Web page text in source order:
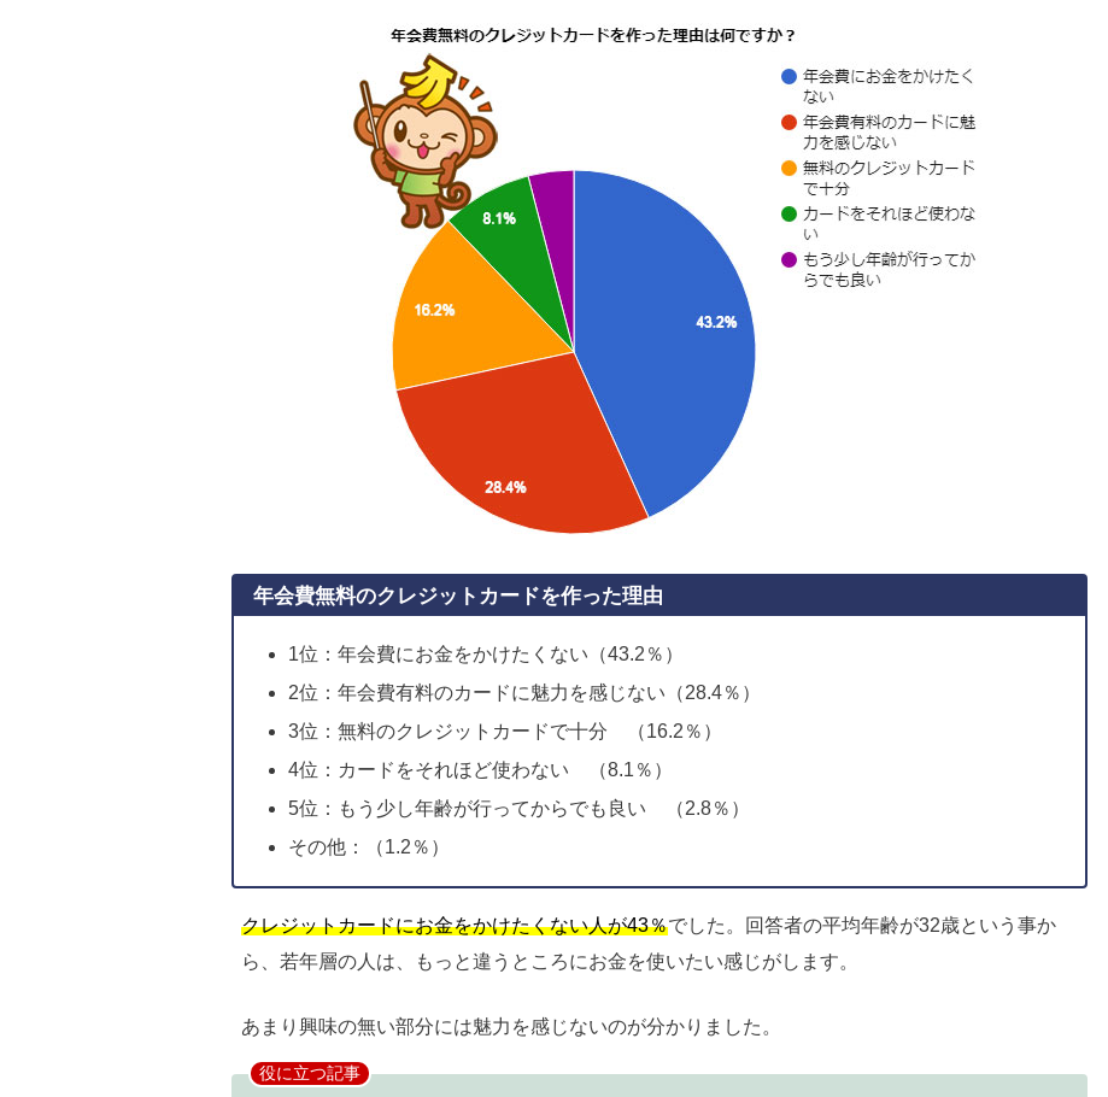
年会費無料のクレジットカードを作った理由
1位：年会費にお金をかけたくない（43.2％）
2位：年会費有料のカードに魅力を感じない（28.4％）
3位：無料のクレジットカードで十分 （16.2％）
4位：カードをそれほど使わない （8.1％）
5位：もう少し年齢が行ってからでも良い （2.8％）
その他：（1.2％）
クレジットカードにお金をかけたくない人が43％でした。回答者の平均年齢が32歳という事か
ら、若年層の人は、もっと違うところにお金を使いたい感じがします。
あまり興味の無い部分には魅力を感じないのが分かりました。
役に立つ記事